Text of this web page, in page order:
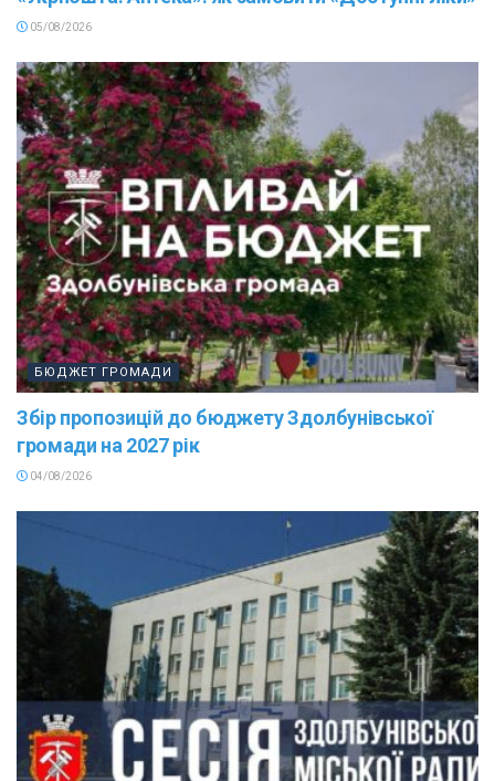
05/08/2026
БЮДЖЕТ ГРОМАДИ
Збір пропозицій до бюджету Здолбунівської
громади на 2027 рік
04/08/2026